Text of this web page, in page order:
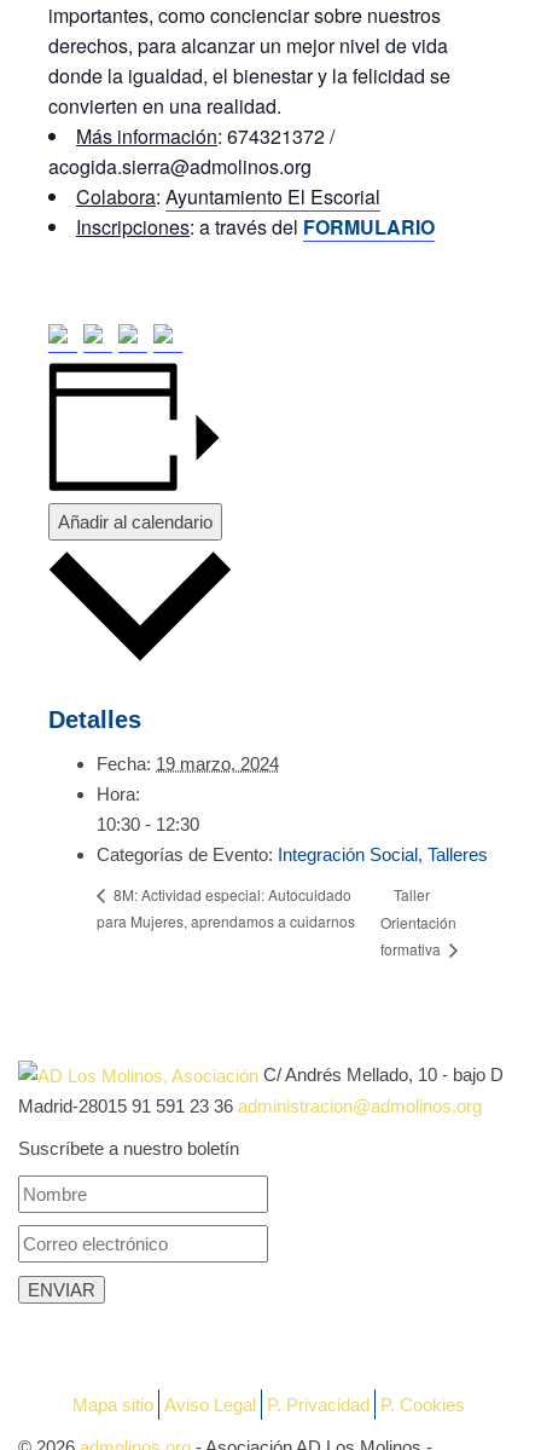
importantes, como concienciar sobre nuestros
derechos, para alcanzar un mejor nivel de vida
donde la igualdad, el bienestar y la felicidad se
convierten en una realidad.
Más información: 674321372 /
acogida.sierra@admolinos.org
Colabora: Ayuntamiento El Escorial
Inscripciones: a través del FORMULARIO
Añadir al calendario
Detalles
Fecha: 19 marzo, 2024
Hora:
10:30 - 12:30
Categorías de Evento: Integración Social, Talleres
8M: Actividad especial: Autocuidado
para Mujeres, aprendamos a cuidarnos
Taller
Orientación
formativa
C/ Andrés Mellado, 10 - bajo D
Madrid-28015 91 591 23 36 administracion@admolinos.org
Suscríbete a nuestro boletín
Mapa sitio Aviso Legal P. Privacidad P. Cookies